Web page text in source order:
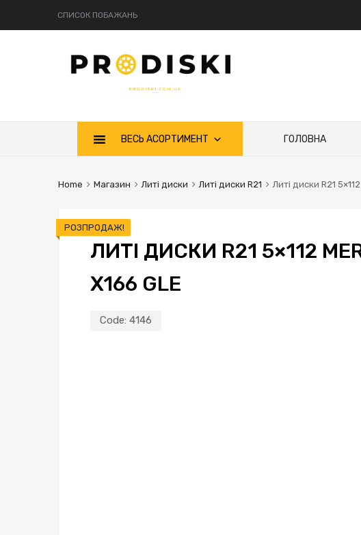
СПИСОК ПОБАЖАНЬ
ВЕСЬ АСОРТИМЕНТ ГОЛОВНА
Home Магазин Литі диски Литі диски R21 Литі диски R21
ЛИТІ ДИСКИ R21 5×112
X166 GLE
Code: 4146
РОЗПРОДАЖ!